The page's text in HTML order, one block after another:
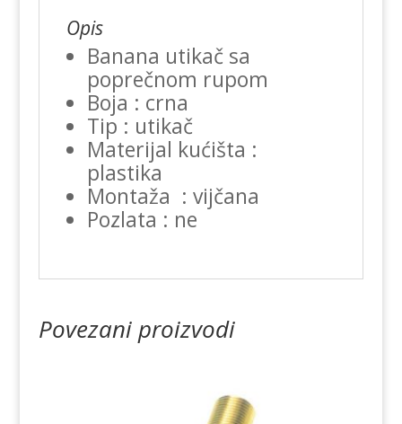
Opis
Banana utikač sa
poprečnom rupom
Boja : crna
Tip : utikač
Materijal kućišta :
plastika
Montaža : vijčana
Pozlata : ne
Povezani proizvodi